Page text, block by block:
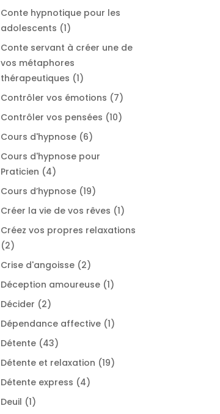
produits
Conte hypnotique pour les
adolescents
11
produit
Conte servant à créer une de
vos métaphores
thérapeutiques
11
produit
Contrôler vos émotions 77
produits
Contrôler vos pensées 1010
Cours d'hypnose 66
Cours d'hypnose pour
Praticien
44
produits
Cours d’hypnose 1919
produits
Créer la vie de vos rêves 11
Créez vos propres relaxations
22
produits
Crise d'angoisse 22
produits
Déception amoureuse 11
Décider 22
produits
Dépendance affective 11
Détente 4343
produits
Détente et relaxation 1919
Détente express 44
Deuil 11